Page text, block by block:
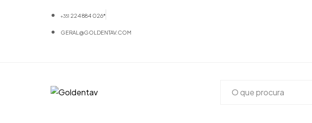
+351 224 884 026*
GERAL@GOLDENTAV.COM